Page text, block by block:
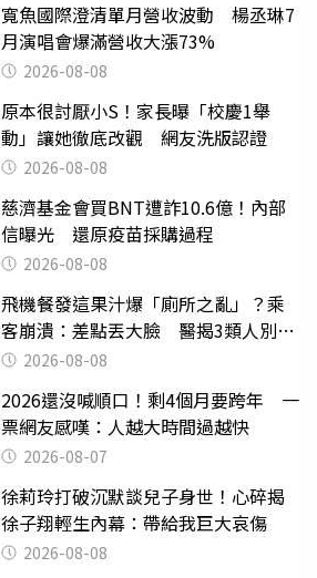
寬魚國際澄清單月營收波動 楊丞琳7
月演唱會爆滿營收大漲73%
2026-08-08
原本很討厭小S！家長曝「校慶1舉
動」讓她徹底改觀 網友洗版認證
2026-08-08
慈濟基金會買BNT遭詐10.6億！內部
信曝光 還原疫苗採購過程
2026-08-08
飛機餐發這果汁爆「廁所之亂」？乘
客崩潰：差點丟大臉 醫揭3類人別亂
喝 2026-08-08
2026還沒喊順口！剩4個月要跨年 一
票網友感嘆：人越大時間過越快
2026-08-07
徐莉玲打破沉默談兒子身世！心碎揭
徐子翔輕生內幕：帶給我巨大哀傷
2026-08-08